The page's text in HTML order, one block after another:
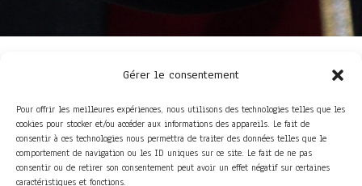
Gérer le consentement
Pour offrir les meilleures expériences, nous utilisons des technologies telles que les
cookies pour stocker et/ou accéder aux informations des appareils. Le fait de
consentir à ces technologies nous permettra de traiter des données telles que le
comportement de navigation ou les ID uniques sur ce site. Le fait de ne pas
consentir ou de retirer son consentement peut avoir un effet négatif sur certaines
caractéristiques et fonctions.
ACCÈS RAPIDE